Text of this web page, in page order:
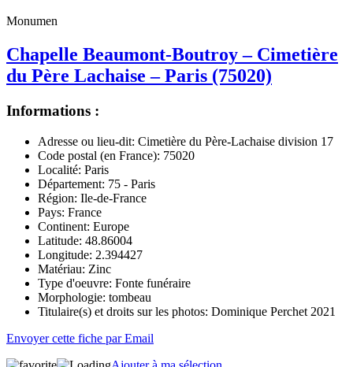
Monumen
Chapelle Beaumont-Boutroy – Cimetière
du Père Lachaise – Paris (75020)
Informations :
Adresse ou lieu-dit: Cimetière du Père-Lachaise division 17
Code postal (en France): 75020
Localité: Paris
Département: 75 - Paris
Région: Ile-de-France
Pays: France
Continent: Europe
Latitude: 48.86004
Longitude: 2.394427
Matériau: Zinc
Type d'oeuvre: Fonte funéraire
Morphologie: tombeau
Titulaire(s) et droits sur les photos: Dominique Perchet 2021
Envoyer cette fiche par Email